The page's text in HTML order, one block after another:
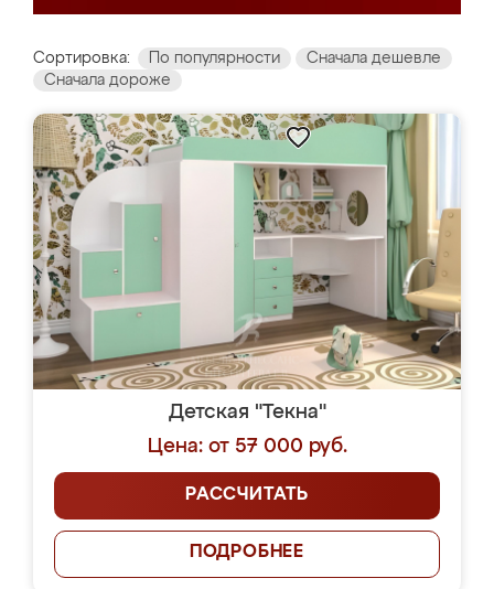
Сортировка: По популярности
Сначала дешевле
Сначала дороже
Детская "Текна"
Цена: от 57 000 руб.
РАССЧИТАТЬ
ПОДРОБНЕЕ